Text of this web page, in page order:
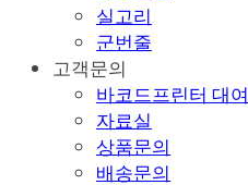
실고리
군번줄
고객문의
바코드프린터 대여
자료실
상품문의
배송문의